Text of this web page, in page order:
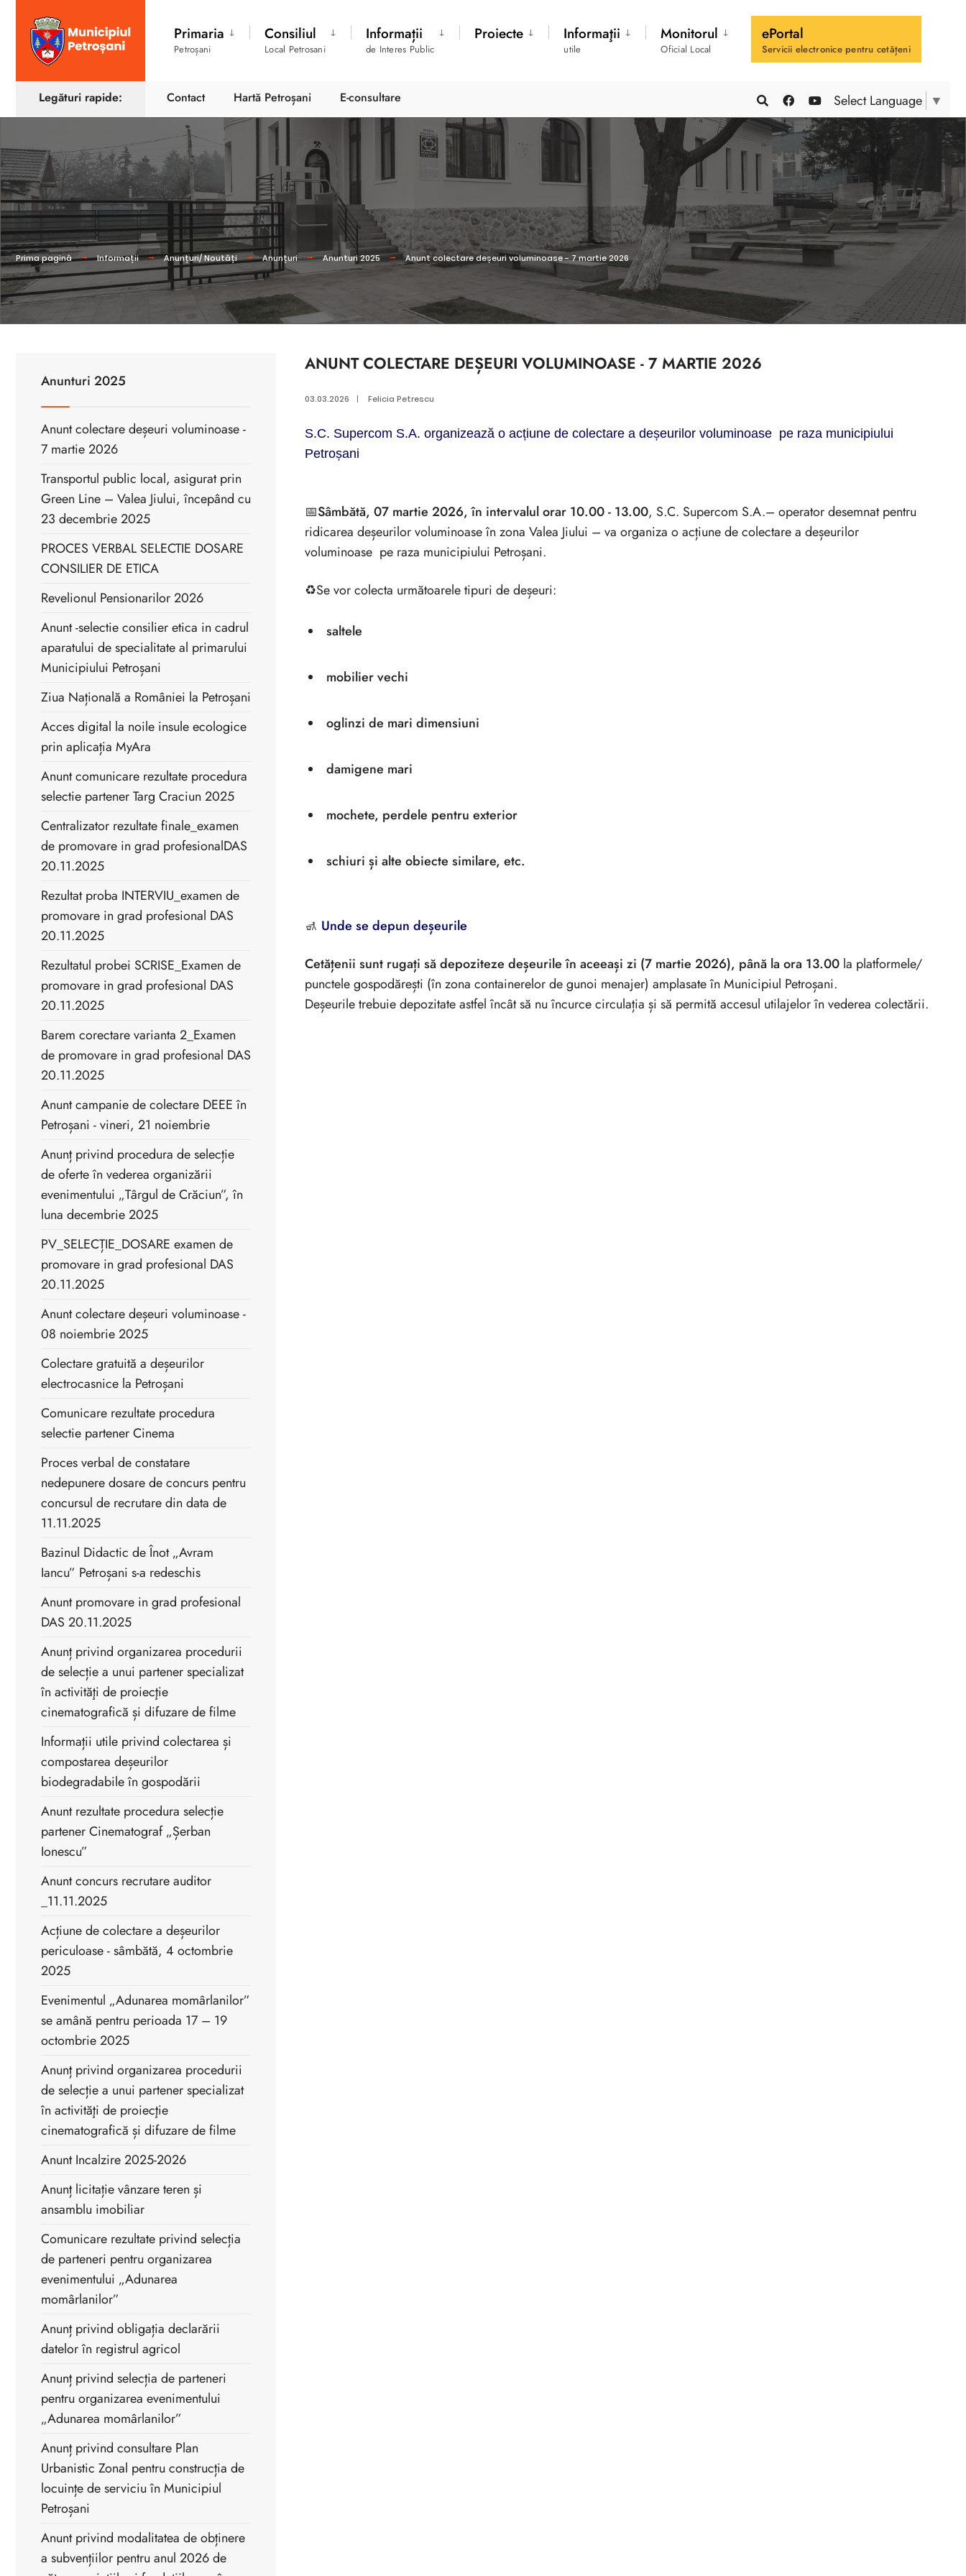
Primaria
Petroșani
Consiliul
Local Petrosani
Informații
de Interes Public
Proiecte Informaţii
utile
Monitorul
Oficial Local
ePortal
Servicii electronice pentru cetățeni
Select Language ▼
Legături rapide: Contact Hartă Petroșani E-consultare
Prima pagină Informații Anunțuri/ Noutăți Anunțuri Anunturi 2025 Anunt colectare deșeuri voluminoase - 7 martie 2026
ANUNT COLECTARE DEȘEURI VOLUMINOASE - 7 MARTIE 2026
03.03.2026 | Felicia Petrescu
S.C. Supercom S.A. organizează o acțiune de colectare a deșeurilor voluminoase pe raza municipiului
Petroșani
📅Sâmbătă, 07 martie 2026, în intervalul orar 10.00 - 13.00, S.C. Supercom S.A.– operator desemnat pentru
ridicarea deșeurilor voluminoase în zona Valea Jiului – va organiza o acțiune de colectare a deșeurilor
voluminoase pe raza municipiului Petroșani.
♻️Se vor colecta următoarele tipuri de deșeuri:
​saltele
mobilier vechi
oglinzi de mari dimensiuni
damigene mari
mochete, perdele pentru exterior
schiuri și alte obiecte similare, etc.
🚮 Unde se depun deșeurile
Cetățenii sunt rugați să depoziteze deșeurile în aceeași zi (7 martie 2026), până la ora 13.00 la platformele/
punctele gospodărești (în zona containerelor de gunoi menajer) amplasate în Municipiul Petroșani.
Deșeurile trebuie depozitate astfel încât să nu încurce circulația și să permită accesul utilajelor în vederea colectării.
Anunturi 2025
Anunt colectare deșeuri voluminoase -
7 martie 2026
Transportul public local, asigurat prin
Green Line – Valea Jiului, începând cu
23 decembrie 2025
PROCES VERBAL SELECTIE DOSARE
CONSILIER DE ETICA
Revelionul Pensionarilor 2026
Anunt -selectie consilier etica in cadrul
aparatului de specialitate al primarului
Municipiului Petroșani
Ziua Națională a României la Petroșani
Acces digital la noile insule ecologice
prin aplicația MyAra
Anunt comunicare rezultate procedura
selectie partener Targ Craciun 2025
Centralizator rezultate finale_examen
de promovare in grad profesionalDAS
20.11.2025
Rezultat proba INTERVIU_examen de
promovare in grad profesional DAS
20.11.2025
Rezultatul probei SCRISE_Examen de
promovare in grad profesional DAS
20.11.2025
Barem corectare varianta 2_Examen
de promovare in grad profesional DAS
20.11.2025
Anunt campanie de colectare DEEE în
Petroșani - vineri, 21 noiembrie
Anunț privind procedura de selecție
de oferte în vederea organizării
evenimentului „Târgul de Crăciun”, în
luna decembrie 2025
PV_SELECȚIE_DOSARE examen de
promovare in grad profesional DAS
20.11.2025
Anunt colectare deșeuri voluminoase -
08 noiembrie 2025
Colectare gratuită a deșeurilor
electrocasnice la Petroșani
Comunicare rezultate procedura
selectie partener Cinema
Proces verbal de constatare
nedepunere dosare de concurs pentru
concursul de recrutare din data de
11.11.2025
Bazinul Didactic de Înot „Avram
Iancu” Petroșani s-a redeschis
Anunt promovare in grad profesional
DAS 20.11.2025
Anunț privind organizarea procedurii
de selecție a unui partener specializat
în activităţi de proiecţie
cinematografică și difuzare de filme
Informații utile privind colectarea și
compostarea deșeurilor
biodegradabile în gospodării
Anunt rezultate procedura selecție
partener Cinematograf „Șerban
Ionescu”
Anunt concurs recrutare auditor
_11.11.2025
Acțiune de colectare a deșeurilor
periculoase - sâmbătă, 4 octombrie
2025
Evenimentul „Adunarea momârlanilor”
se amână pentru perioada 17 – 19
octombrie 2025
Anunț privind organizarea procedurii
de selecție a unui partener specializat
în activităţi de proiecţie
cinematografică și difuzare de filme
Anunt Incalzire 2025-2026
Anunț licitație vânzare teren și
ansamblu imobiliar
Comunicare rezultate privind selecția
de parteneri pentru organizarea
evenimentului „Adunarea
momârlanilor”
Anunț privind obligația declarării
datelor în registrul agricol
Anunț privind selecția de parteneri
pentru organizarea evenimentului
„Adunarea momârlanilor”
Anunț privind consultare Plan
Urbanistic Zonal pentru construcția de
locuințe de serviciu în Municipiul
Petroșani
Anunt privind modalitatea de obținere
a subvențiilor pentru anul 2026 de